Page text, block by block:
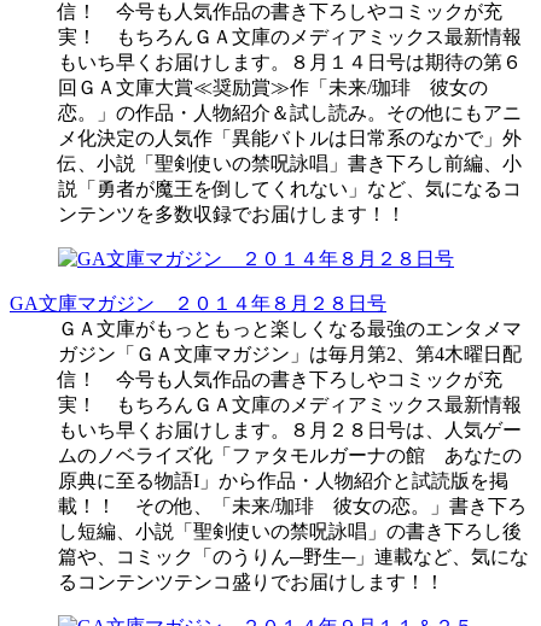
信！ 今号も人気作品の書き下ろしやコミックが充
実！ もちろんＧＡ文庫のメディアミックス最新情報
もいち早くお届けします。８月１４日号は期待の第６
回ＧＡ文庫大賞≪奨励賞≫作「未来/珈琲 彼女の
恋。」の作品・人物紹介＆試し読み。その他にもアニ
メ化決定の人気作「異能バトルは日常系のなかで」外
伝、小説「聖剣使いの禁呪詠唱」書き下ろし前編、小
説「勇者が魔王を倒してくれない」など、気になるコ
ンテンツを多数収録でお届けします！！
GA文庫マガジン ２０１４年８月２８日号
ＧＡ文庫がもっともっと楽しくなる最強のエンタメマ
ガジン「ＧＡ文庫マガジン」は毎月第2、第4木曜日配
信！ 今号も人気作品の書き下ろしやコミックが充
実！ もちろんＧＡ文庫のメディアミックス最新情報
もいち早くお届けします。８月２８日号は、人気ゲー
ムのノベライズ化「ファタモルガーナの館 あなたの
原典に至る物語I」から作品・人物紹介と試読版を掲
載！！ その他、「未来/珈琲 彼女の恋。」書き下ろ
し短編、小説「聖剣使いの禁呪詠唱」の書き下ろし後
篇や、コミック「のうりん─野生─」連載など、気にな
るコンテンツテンコ盛りでお届けします！！